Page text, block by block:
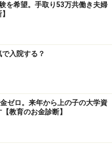
いません。
各金融機関やサービス提供者
を希望。手取り53万共働き夫婦
入院する？
ゼロ。来年から上の子の大学資
教育のお金診断】